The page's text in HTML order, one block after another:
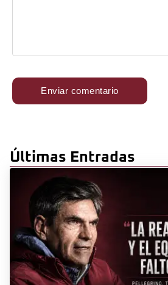
Últimas Entradas